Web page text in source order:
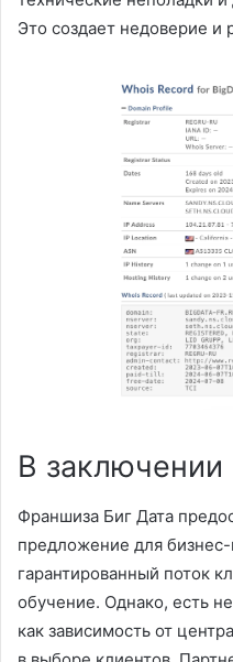
Это создает недоверие и
В заключении
Франшиза Биг Дата
предложение для
гарантированный поток
обучение. Однако, есть
как зависимость от